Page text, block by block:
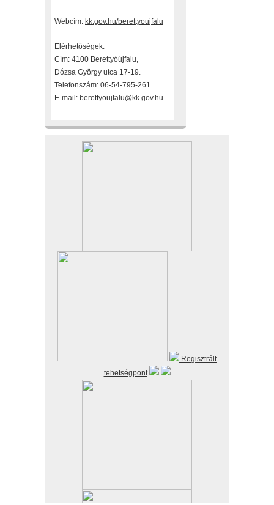
Webcím: kk.gov.hu/berettyoujfalu
Elérhetőségek:
Cím: 4100 Berettyóújfalu,
Dózsa György utca 17-19.
Telefonszám: 06-54-795-261
E-mail: berettyoujfalu@kk.gov.hu
Regisztrált
tehetségpont